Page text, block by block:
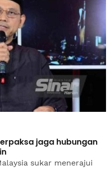
jaga hubungan
sukar menerajui